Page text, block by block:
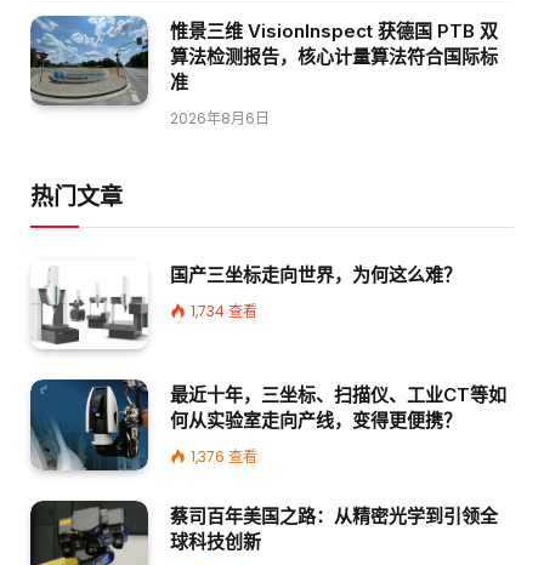
惟景三维 VisionInspect 获德国 PTB 双
算法检测报告，核心计量算法符合国际标
准
2026年8月6日
热门文章
国产三坐标走向世界，为何这么难？
1,734查看
最近十年，三坐标、扫描仪、工业CT等如
何从实验室走向产线，变得更便携？
1,376 查看
蔡司百年美国之路：从精密光学到引领全
球科技创新